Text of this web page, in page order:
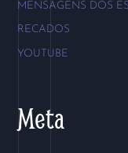
MENSAGENS DOS
RECADOS
YOUTUBE
Meta